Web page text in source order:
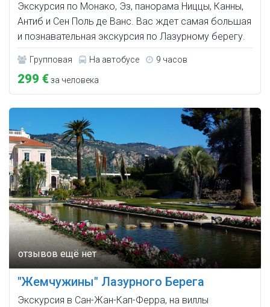
Экскурсия по Монако, Эз, панорама Ниццы, Канны,
Антиб и Сен Поль де Ванс. Вас ждет самая большая
и познавательная экскурсия по Лазурному берегу.
Групповая На автобусе 9 часов
299 €за человека
"Жемчужины" Лазурного Берега
Экскурсия в Сан-Жан-Кап-Ферра, на виллы